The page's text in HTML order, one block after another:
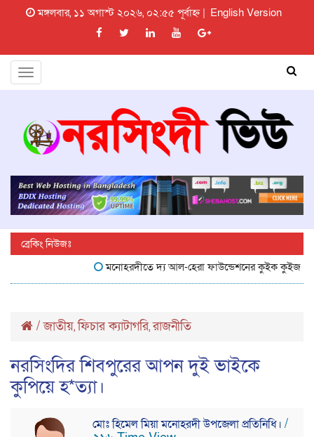
মঙ্গলবার, ১১ অগাস্ট ২০২৬, ০২:৫৫ পূর্বাহ্ন | English Version
Toggle
ব্রেকিং নিউজঃ
মনোহরদীতে দ্য আল-হেরা ফাউন্ডেশনের কুইক কুইজ
/জাতীয়,ফিচার ক্যাটাগরি,রাজনীতি
নরসিংদির শিবপুরের আপন দুই ভাইকে
কুপিয়ে হ*ত্যা।
মোঃ হিমেল মিয়া মনোহরদী উপজেলা প্রতিনিধি। /